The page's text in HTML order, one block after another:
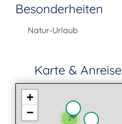
Besonderheiten
Natur-Urlaub
Karte & Anreise
2
+
−